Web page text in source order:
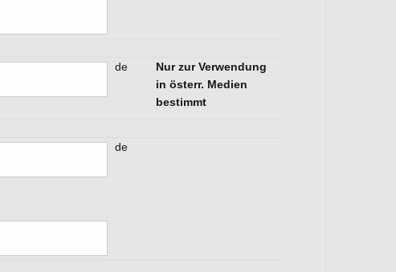
de
Nur zur Verwendung
in österr. Medien
bestimmt
de